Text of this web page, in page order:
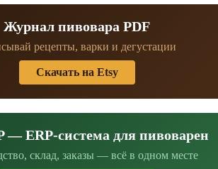
Журнал пивовара PDF
рецепты, варки и дегустации
Скачать на Etsy
— ERP-система для пивоварен
склад, заказы — всё в одном месте